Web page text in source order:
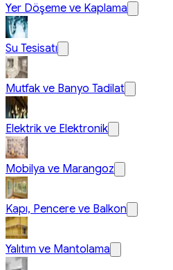
Yer Döşeme ve Kaplama
Su Tesisatı
Mutfak ve Banyo Tadilat
Elektrik ve Elektronik
Mobilya ve Marangoz
Kapı, Pencere ve Balkon
Yalıtım ve Mantolama